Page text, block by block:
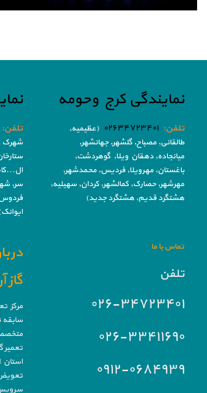
تلفن:
شهرک
سر,
مرکز
سابقه
تعمیر
استان
سرویس
نمایندگی کرج وحومه
تلفن: ۰۲۶۳۴۷۲۳۴۰۱
(عظیمیه,
طالقانی, مصباح, گلشهر, جهانشهر,
میانجاده, دهقان ویلا, گوهردشت,
باغستان, مهرویلا, فردیس, محمدشهر,
مهرشهر, حصارک, کمالشهر, کردان, سهیلیه,
هشتگرد قدیم, هشتگرد جدید)
تماس با ما
تلفن
۰۲۶-۳۴۷۲۳۴۰۱
۰۲۶-۳۳۴۱۱۶۹۰
۰۹۱۲-۰۶۸۴۹۳۹